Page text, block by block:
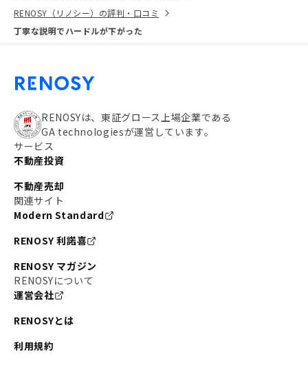
RENOSY（リノシー）の評判・口コミ
丁寧な説明でハードルが下がった
RENOSYは、東証グロース上場企業である
GA technologiesが運営しています。
サービス
不動産投資
不動産売却
関連サイト
Modern Standard
RENOSY 利諾喜
RENOSY マガジン
RENOSYについて
運営会社
RENOSYとは
利用規約